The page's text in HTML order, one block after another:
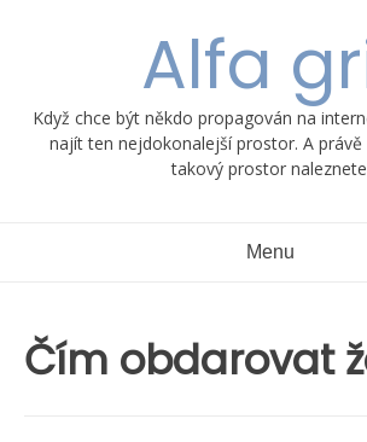
Alfa
Když chce být někdo propagován na
najít ten nejdokonalejší prostor. A právě
takový prostor
Menu
Čím obdarovat